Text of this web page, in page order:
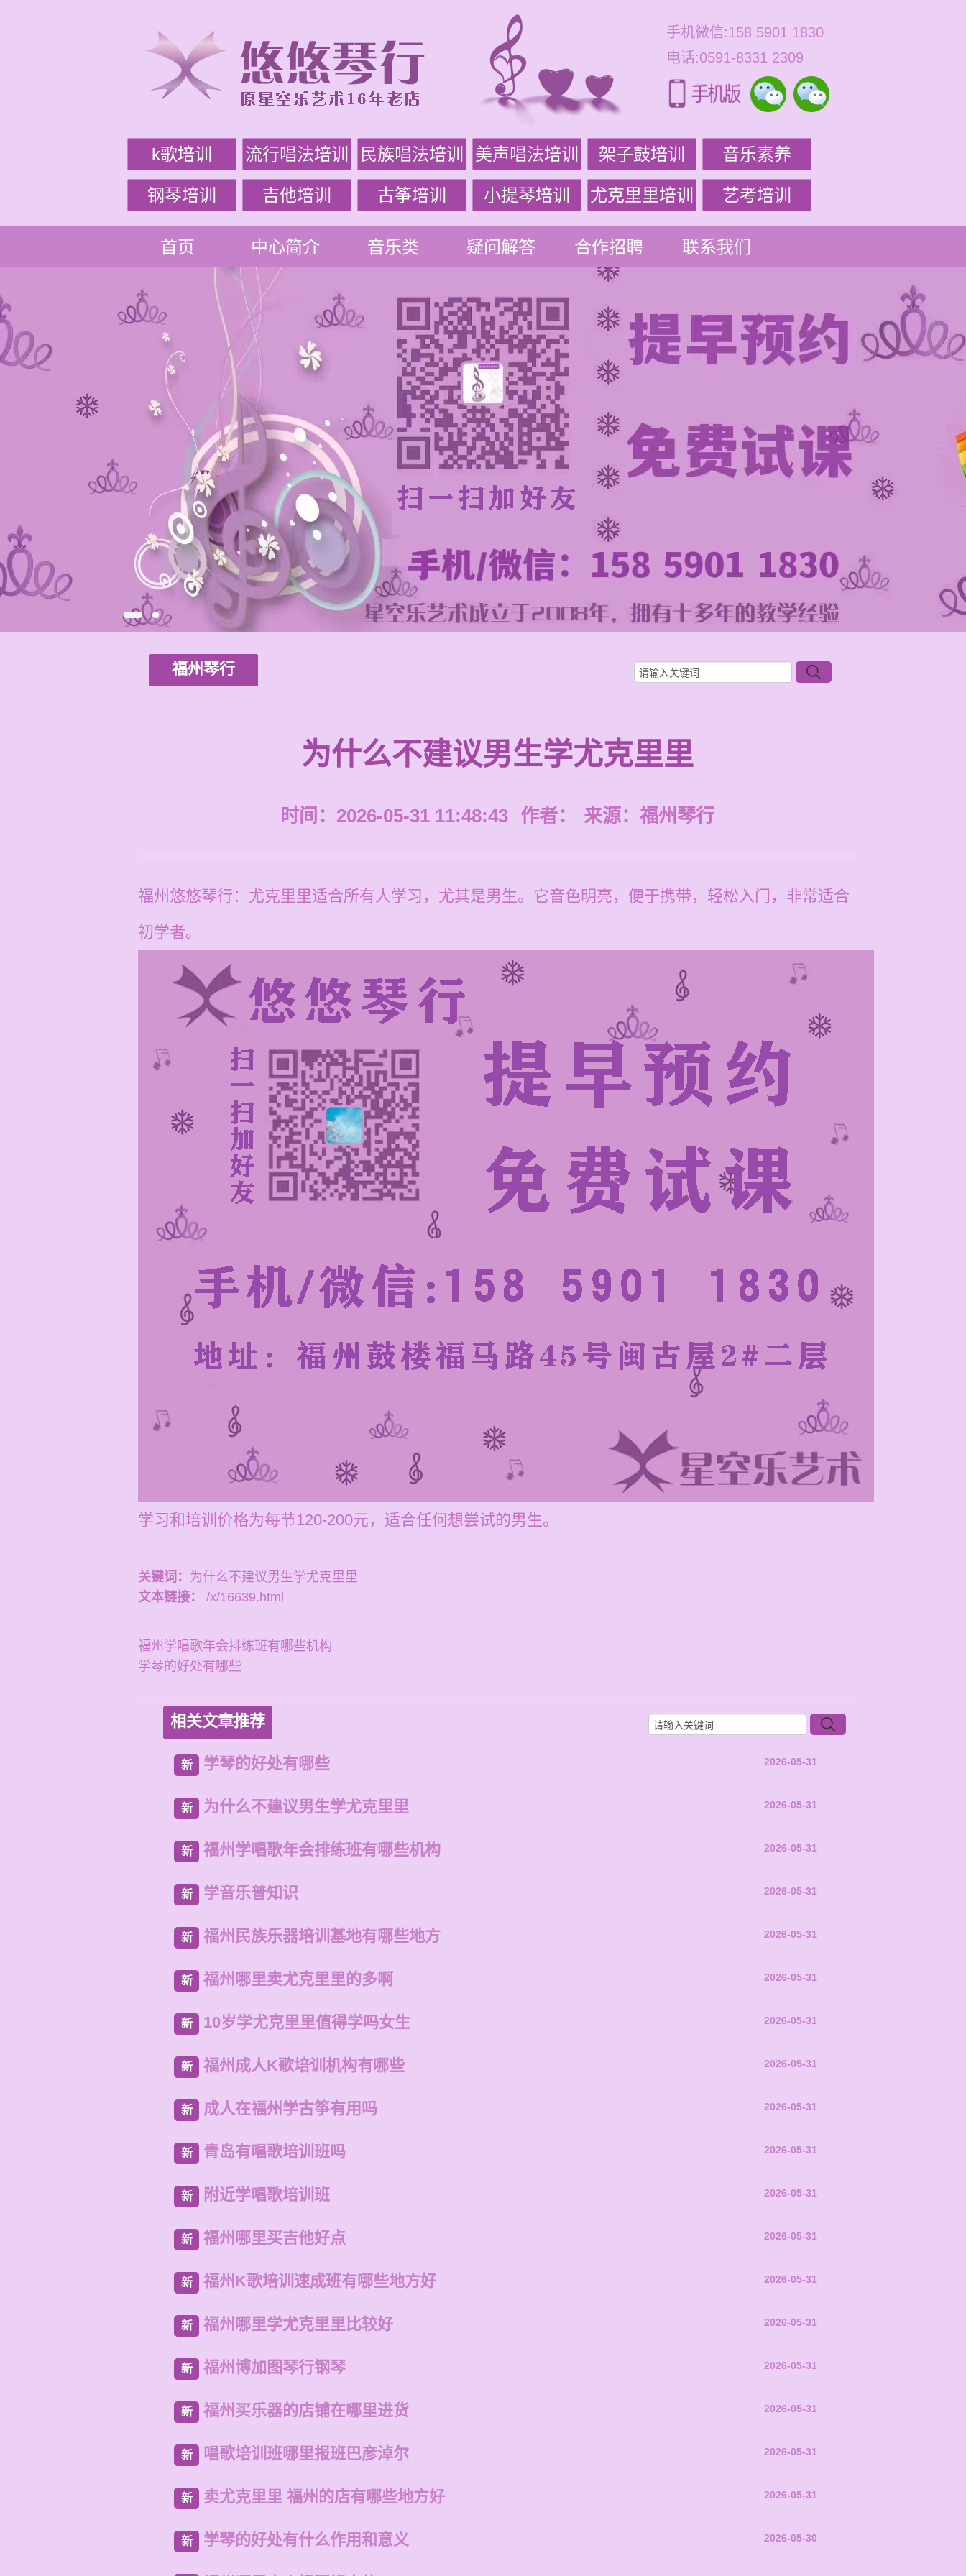
手机微信:158 5901 1830
电话:0591-8331 2309
k歌培训 流行唱法培训 民族唱法培训 美声唱法培训 架子鼓培训 音乐素养
钢琴培训 吉他培训 古筝培训 小提琴培训 尤克里里培训 艺考培训
首页 中心简介 音乐类 疑问解答 合作招聘 联系我们
福州琴行
为什么不建议男生学尤克里里
时间：2026-05-31 11:48:43 作者： 来源： 福州琴行
福州悠悠琴行：尤克里里适合所有人学习，尤其是男生。它音色明亮，便于携带，轻松入门，非常适合
初学者。
学习和培训价格为每节120-200元，适合任何想尝试的男生。
关键词： 为什么不建议男生学尤克里里
文本链接：
/x/16639.html
福州学唱歌年会排练班有哪些机构
学琴的好处有哪些
相关文章推荐
新 学琴的好处有哪些 2026-05-31
新 为什么不建议男生学尤克里里 2026-05-31
新 福州学唱歌年会排练班有哪些机构 2026-05-31
新 学音乐普知识 2026-05-31
新 福州民族乐器培训基地有哪些地方 2026-05-31
新 福州哪里卖尤克里里的多啊 2026-05-31
新 10岁学尤克里里值得学吗女生 2026-05-31
新 福州成人K歌培训机构有哪些 2026-05-31
新 成人在福州学古筝有用吗 2026-05-31
新 青岛有唱歌培训班吗 2026-05-31
新 附近学唱歌培训班 2026-05-31
新 福州哪里买吉他好点 2026-05-31
新 福州K歌培训速成班有哪些地方好 2026-05-31
新 福州哪里学尤克里里比较好 2026-05-31
新 福州博加图琴行钢琴 2026-05-31
新 福州买乐器的店铺在哪里进货 2026-05-31
新 唱歌培训班哪里报班巴彦淖尔 2026-05-31
新 卖尤克里里 福州的店有哪些地方好 2026-05-31
新 学琴的好处有什么作用和意义 2026-05-30